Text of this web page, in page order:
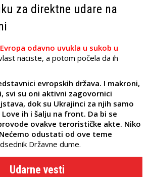
za direktne udare na
Evropa odavno uvukla u sukob u
naciste, a potom počela da ih
evropskih država. I makroni,
svi su oni aktivni zagovornici
dok su Ukrajinci za njih samo
ih i šalju na front. Da bi se
ovakve terorističke akte. Niko
odustati od ove teme
Državne dume.
Udarne vesti